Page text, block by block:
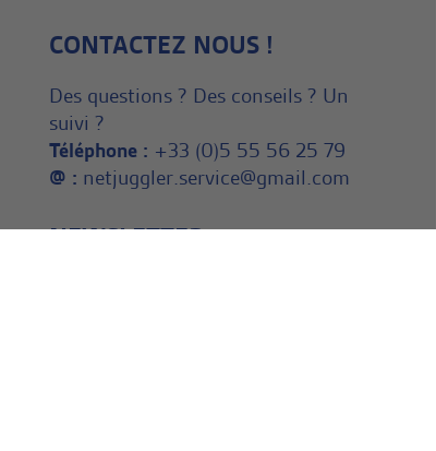
CONTACTEZ NOUS !
Des questions ? Des conseils ? Un
suivi ?
Téléphone : +33 (0)5 55 56 25 79
@ : netjuggler.service@gmail.com
NEWSLETTER